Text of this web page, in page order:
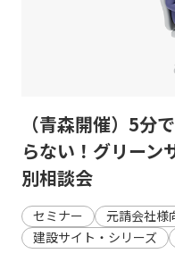
（青森開催）5分
らない！グリーン
別相談会
セミナー 元請会社様
建設サイト・シリーズ